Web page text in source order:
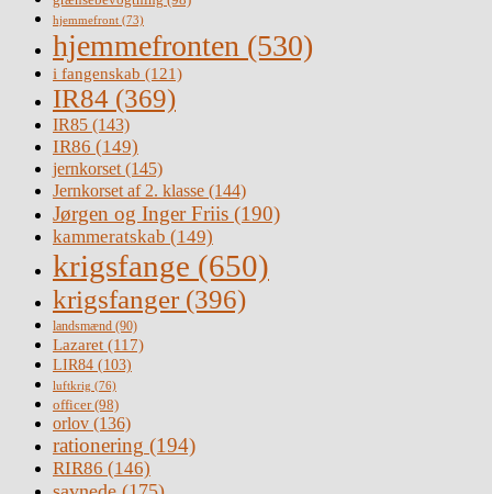
hjemmefront (73)
hjemmefronten (530)
i fangenskab (121)
IR84 (369)
IR85 (143)
IR86 (149)
jernkorset(145)
Jernkorset af 2. klasse (144)
Jørgen og Inger Friis (190)
kammeratskab (149)
krigsfange (650)
krigsfanger (396)
landsmænd (90)
Lazaret (117)
LIR84 (103)
luftkrig (76)
officer(98)
orlov (136)
rationering (194)
RIR86 (146)